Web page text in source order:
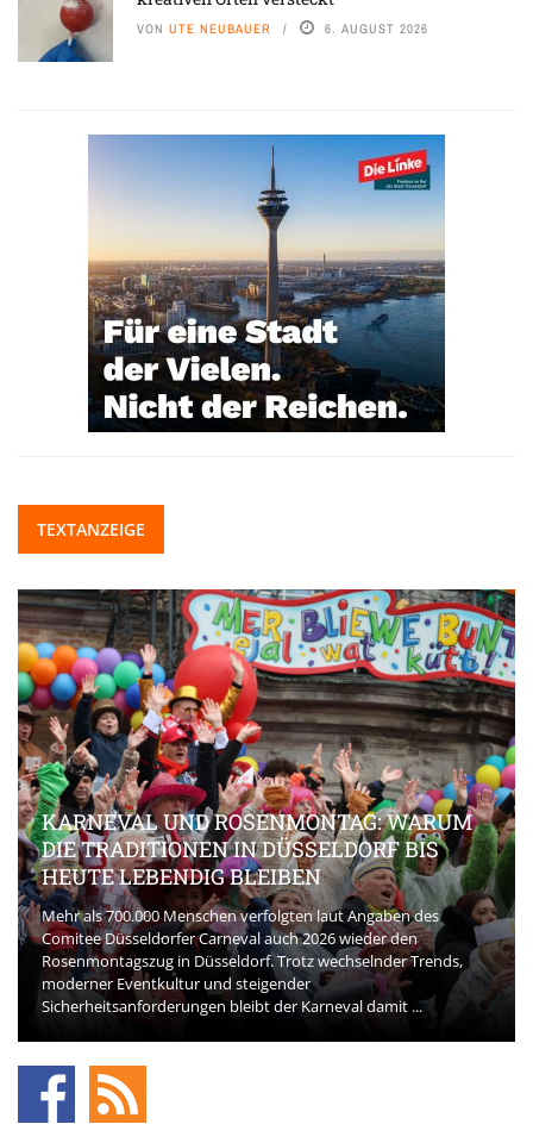
VON UTE NEUBAUER 6. AUGUST 2026
TEXTANZEIGE
KARNEVAL UND ROSENMONTAG: WARUM
DIE TRADITIONEN IN DÜSSELDORF BIS
HEUTE LEBENDIG BLEIBEN
Mehr als 700.000 Menschen verfolgten laut Angaben des
Comitee Düsseldorfer Carneval auch 2026 wieder den
Rosenmontagszug in Düsseldorf. Trotz wechselnder Trends,
moderner Eventkultur und steigender
Sicherheitsanforderungen bleibt der Karneval damit ...